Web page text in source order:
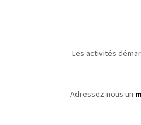
Les activités
Adressez-nous un